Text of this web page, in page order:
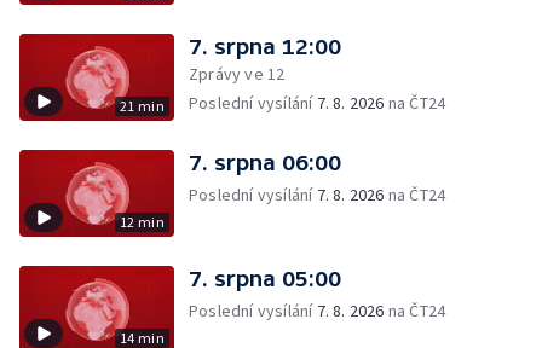
21 min
7. srpna 12:00
Zprávy ve 12
Poslední vysílání 7. 8. 2026 na ČT24
12 min
7. srpna 06:00
Poslední vysílání 7. 8. 2026 na ČT24
14 min
7. srpna 05:00
Poslední vysílání 7. 8. 2026 na ČT24